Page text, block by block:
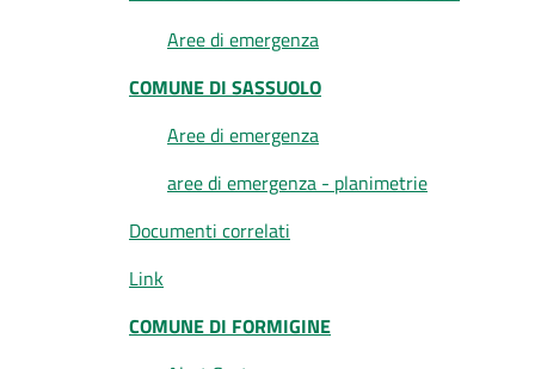
Aree di emergenza
COMUNE DI SASSUOLO
Aree di emergenza
aree di emergenza - planimetrie
Documenti correlati
Link
COMUNE DI FORMIGINE